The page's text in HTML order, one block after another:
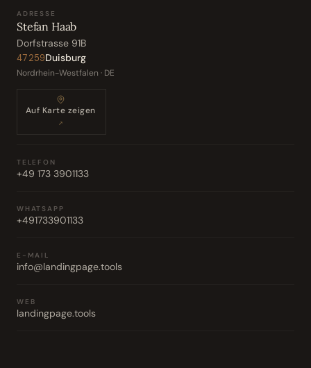
ADRESSE
Stefan Haab
Dorfstrasse 91B
47259Duisburg
Nordrhein-Westfalen · DE
Auf Karte zeigen
↗
TELEFON
+49 173 3901133
WHATSAPP
+491733901133
E-MAIL
info@landingpage.tools
WEB
landingpage.tools